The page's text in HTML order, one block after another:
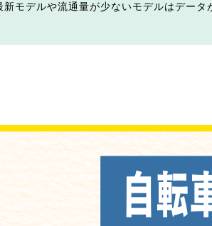
新モデルや流通量が少ないモデルはデータ